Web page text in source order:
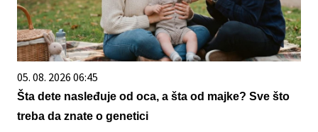
05. 08. 2026 06:45
Šta dete nasleđuje od oca, a šta od majke? Sve što
treba da znate o genetici